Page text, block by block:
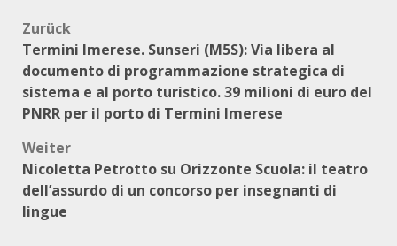
Beitragsnavigation
Zurück
Termini Imerese. Sunseri (M5S): Via libera al
documento di programmazione strategica di
sistema e al porto turistico. 39 milioni di euro del
PNRR per il porto di Termini Imerese
Weiter
Nicoletta Petrotto su Orizzonte Scuola: il teatro
dell’assurdo di un concorso per insegnanti di
lingue